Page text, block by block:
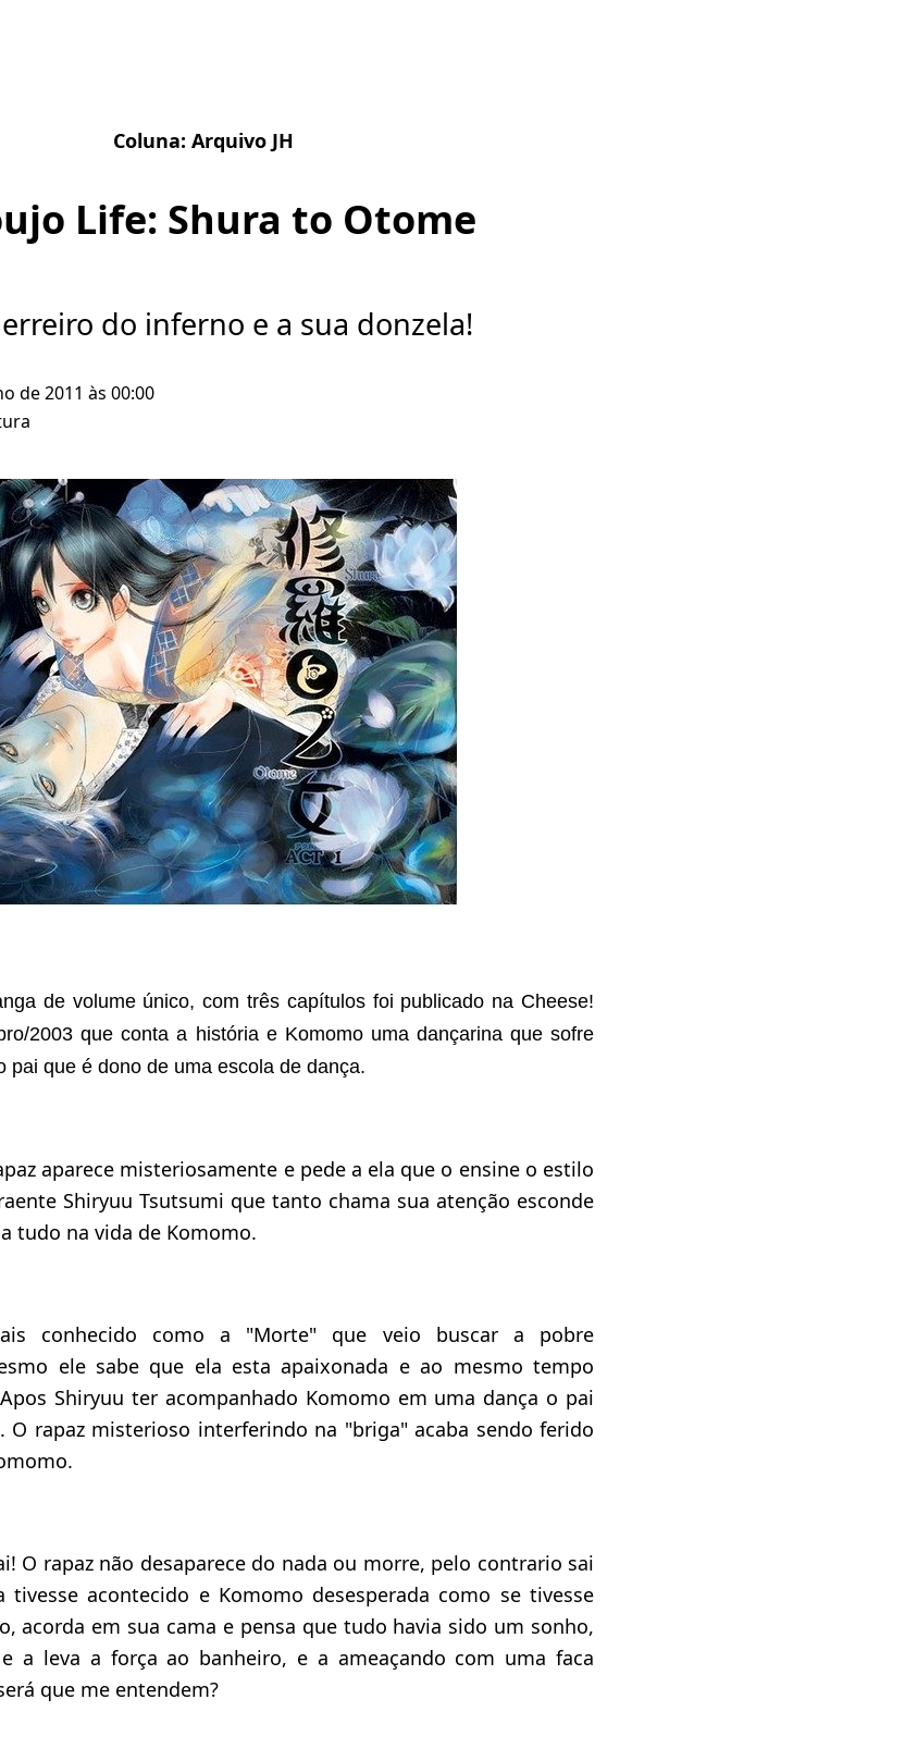
Coluna: Arquivo JH
Life: Shura to Otome
do inferno e a sua donzela!
de 2011 às 00:00
de volume único, com três capítulos foi publicado na Cheese!
2003 que conta a história e Komomo uma dançarina que sofre
pai que é dono de uma escola de dança.
aparece misteriosamente e pede a ela que o ensine o estilo
Shiryuu Tsutsumi que tanto chama sua atenção esconde
tudo na vida de Komomo.
conhecido como a "Morte" que veio buscar a pobre
ele sabe que ela esta apaixonada e ao mesmo tempo
Shiryuu ter acompanhado Komomo em uma dança o pai
O rapaz misterioso interferindo na "briga" acaba sendo ferido
O rapaz não desaparece do nada ou morre, pelo contrario sai
tivesse acontecido e Komomo desesperada como se tivesse
acorda em sua cama e pensa que tudo havia sido um sonho,
a leva a força ao banheiro, e a ameaçando com uma faca
que me entendem?